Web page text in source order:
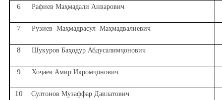
6 Рафиев МаҳмадалиАнварович
7 Рузиев Маҳмадрасул Маҳмадвалиевич
8 Шукуров Баҳодур Абдусалимҷонович
9 Хоҷаев Амир Икромҷонович
10 Султонов Музаффар Давлатович